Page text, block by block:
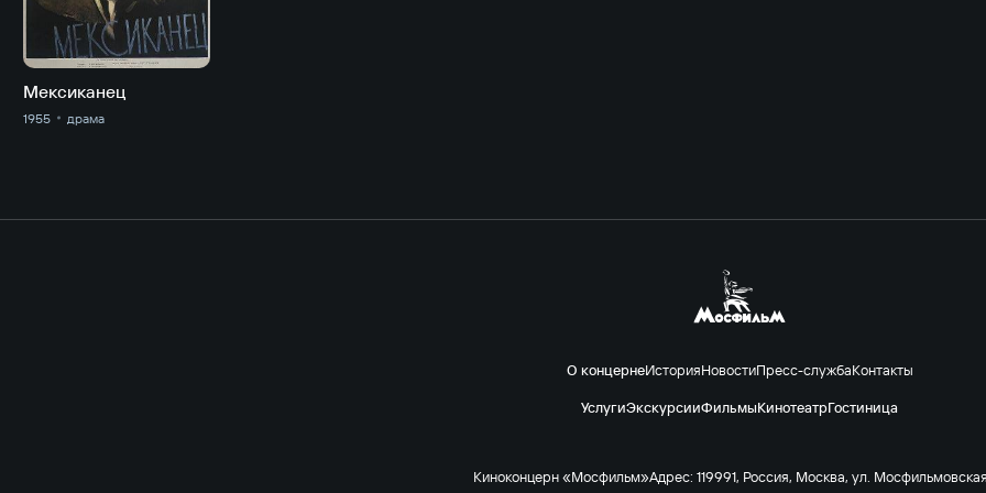
Мексиканец
1955 драма
О концернеИсторияНовостиПресс-службаКонтакты
УслугиЭкскурсииФильмыКинотеатрГостиница
Киноконцерн «Мосфильм»Адрес: 119991, Россия, Москва, ул.